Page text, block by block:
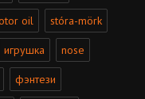
oil stóra-mörk
игрушка nose
фэнтези